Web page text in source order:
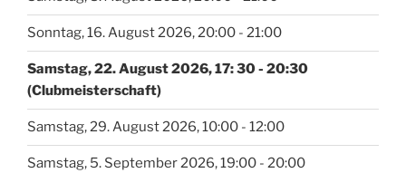
Sonntag, 16. August 2026, 20:00 - 21:00
Samstag, 22. August 2026, 17: 30 - 20:30
(Clubmeisterschaft)
Samstag, 29. August 2026, 10:00 - 12:00
Samstag, 5. September 2026, 19:00 - 20:00